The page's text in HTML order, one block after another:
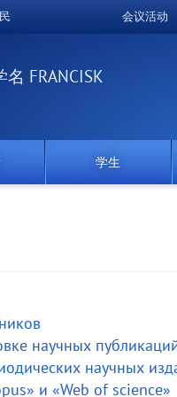
会议活动
FRANCISK
学生
научных
научных
и «Web of science»